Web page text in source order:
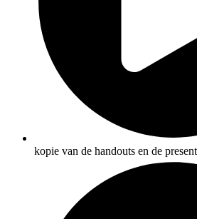
kopie van de handouts en de